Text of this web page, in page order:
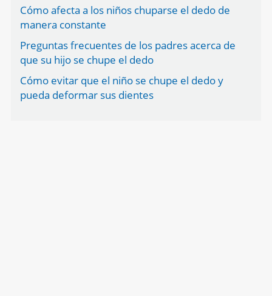
Cómo afecta a los niños chuparse el dedo de
manera constante
Preguntas frecuentes de los padres acerca de
que su hijo se chupe el dedo
Cómo evitar que el niño se chupe el dedo y
pueda deformar sus dientes